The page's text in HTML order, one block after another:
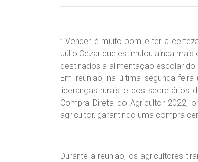
” Vender é muito bom e ter a
Júlio Cezar que estimulou ainda
destinados a alimentação escolar do
Em reunião, na última segunda-
lideranças rurais e dos secretários
Compra Direta do Agricultor 2022,
agricultor, garantindo uma compra
Durante a reunião, os agricultores